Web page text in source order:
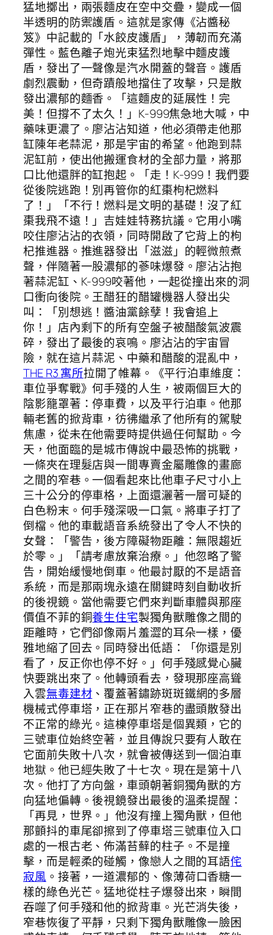
猛地擲出，兩張麵皮在空中交疊，變成一個
半透明的防禦護盾。這就是家傳《沾醬秘
笈》中記載的「水餃皮護盾」，薄韌而充滿
彈性。藍色離子炮光束猛烈地擊中麵皮護
盾，發出了一聲像是汽水開蓋的聲音。護盾
劇烈震動，但奇蹟般地擋住了攻擊，只是散
發出濃郁的麵香。「這麵皮的延展性！完
美！但撐不了太久！」K-999焦急地大喊，中
藥味更濃了。廖沾沾知道，他必須帶走他那
缸陳年老蒜泥，那是宇宙的希望。他跑到蒜
泥缸前，使出他搬運食材的全部力量，將那
口比他還胖的缸抱起。「走！K-999！我們要
從後院逃跑！別再管你的紅棗枸杞燃料
了！」「不行！燃料是文明的基礎！沒了紅
棗我飛不遠！」吉娃娃特務抗議。它用小嘴
咬住廖沾沾的衣領，同時開啟了它背上的枸
杞推進器。推進器發出「滋滋」的輕微煎煮
聲，伴隨著一股濃郁的蔘味爆發。廖沾沾抱
著蒜泥缸、K-999咬著他，一起從撞出來的洞
口衝向後院。王醋狂的醋罐機器人發出尖
叫：「別想逃！醬油黨餘孽！我會追上
你！」店內剩下的所有空盤子被醋酸氣波震
碎，發出了最後的哀鳴。廖沾沾的宇宙冒
險，就在這片蒜泥、中藥和醋酸的混亂中，
THE R3 寓所拉開了帷幕。《平行泊車維度：
車位爭奪戰》何手殘的人生，被兩個巨大的
陰影籠罩著：停車費，以及平行泊車。他那
輛老舊的掀背車，彷彿繼承了他所有的駕駛
焦慮，從未在他需要時提供過任何幫助。今
天，他面臨的是城市傳說中最恐怖的挑戰，
一條夾在理髮店與一間專賣金屬雕像的畫廊
之間的窄巷。一個看起來比他車子尺寸小上
三十公分的停車格，上面還灑著一層可疑的
白色粉末。何手殘深吸一口氣。將車子打了
倒檔。他的車載語音系統發出了令人不快的
女聲：「警告，後方障礙物距離：無限趨近
於零。」「請考慮放棄治療。」他忽略了警
告，開始緩慢地倒車。他最討厭的不是語音
系統，而是那兩塊永遠在關鍵時刻自動收折
的後視鏡。當他需要它們來判斷車體與那座
價值不菲的銅養生住宅製獨角獸雕像之間的
距離時，它們卻像兩片羞澀的耳朵一樣，優
雅地縮了回去。同時發出低語：「你還是別
看了，反正你也停不好。」何手殘感覺心臟
快要跳出來了。他轉頭看去，發現那座高聳
入雲無毒建材 、覆蓋著鏽跡斑斑鐵網的多層
機械式停車塔，正在那片窄巷的盡頭散發出
不正常的綠光。這棟停車塔是個異類，它的
三號車位始終空著，並且傳說只要有人敢在
它面前失敗十八次，就會被傳送到一個泊車
地獄。他已經失敗了十七次。現在是第十八
次。他打了方向盤，車頭朝著銅獨角獸的方
向猛地偏轉。後視鏡發出最後的溫柔提醒：
「再見，世界。」他沒有撞上獨角獸，但他
那顫抖的車尾卻擦到了停車塔三號車位入口
處的一根古老、佈滿苔蘚的柱子。不是撞
擊，而是輕柔的碰觸，像戀人之間的耳語侘
寂風 。接著，一道濃郁的、像薄荷口香糖一
樣的綠色光芒。猛地從柱子爆發出來，瞬間
吞噬了何手殘和他的掀背車。光芒消失後，
窄巷恢復了平靜，只剩下獨角獸雕像一臉困